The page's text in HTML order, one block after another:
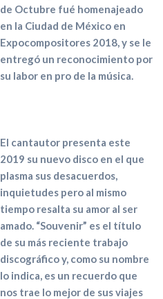
de Octubre fué homenajeado
en la Ciudad de México en
Expocompositores 2018, y se le
entregó un reconocimiento por
su labor en pro de la música.
El cantautor presenta este
2019 su nuevo disco en el que
plasma sus desacuerdos,
inquietudes pero al mismo
tiempo resalta su amor al ser
amado. “Souvenir” es el título
de su más reciente trabajo
discográfico y, como su nombre
lo indica, es un recuerdo que
nos trae lo mejor de sus viajes